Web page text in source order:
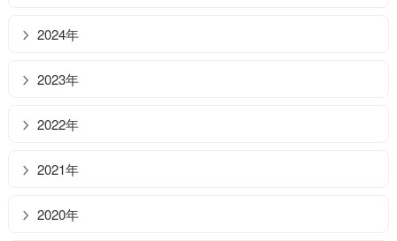
2024年
2023年
2022年
2021年
2020年